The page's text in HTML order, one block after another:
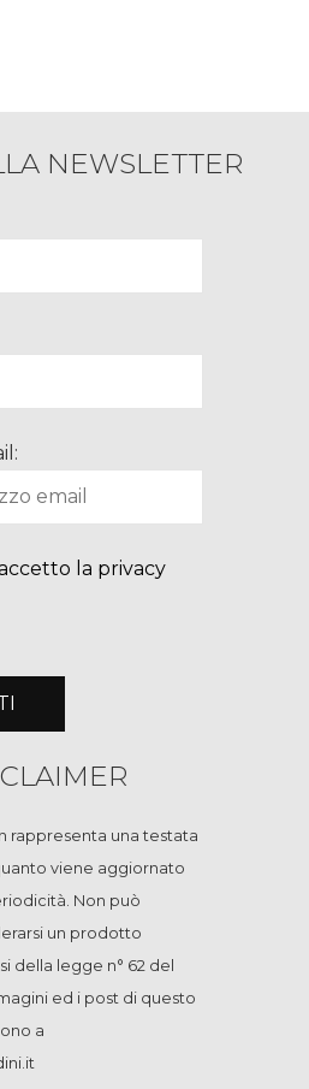
NEWSLETTER
la privacy
rappresenta una testata
viene aggiornato
Non può
un prodotto
della legge n° 62 del
ed i post di questo
a